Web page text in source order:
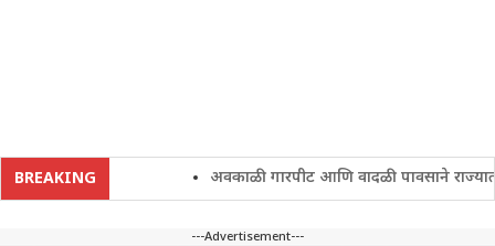
BREAKING अवकाळी गारपीट आणि वादळी पावसाने राज्यातील
---Advertisement---